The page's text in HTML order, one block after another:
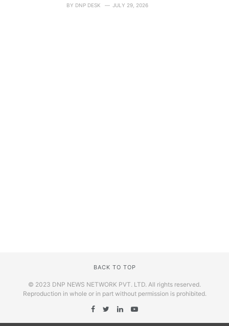
BY DNP DESK JULY 29, 2026
BACK TO TOP
© 2023 DNP NEWS NETWORK PVT. LTD. All rights reserved.
Reproduction in whole or in part without permission is prohibited.